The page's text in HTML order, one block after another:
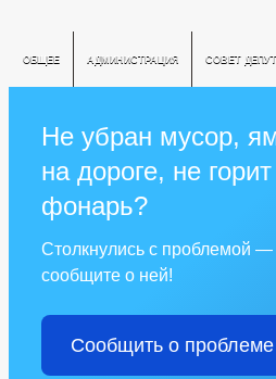
ОБЩЕЕ АДМИНИСТРАЦИЯ СОВЕТ
Не убран мусор,
на дороге, не горит
фонарь?
Столкнулись с проблемой —
сообщите о ней!
Сообщить о проблеме